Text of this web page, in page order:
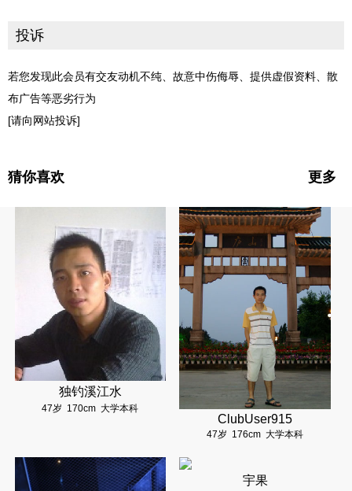
投诉
若您发现此会员有交友动机不纯、故意中伤侮辱、提供虚假资料、散
布广告等恶劣行为
[请向网站投诉]
猜你喜欢 更多
独钓溪江水
47岁 170cm 大学本科
ClubUser915
47岁 176cm 大学本科
宇果